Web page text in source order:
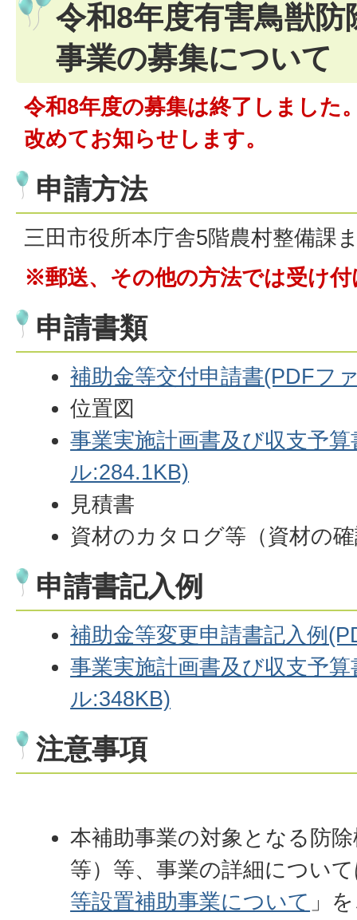
令和8年度有害鳥獣防
事業の募集について
令和8年度の募集は終了しました
改めてお知らせします。
申請方法
三田市役所本庁舎5階農村整備課
※郵送、その他の方法では受け
申請書類
補助金等交付申請書(PDFフ
位置図
事業実施計画書及び収支予
ル:284.1KB)
見積書
資材のカタログ等（資材の
申請書記入例
補助金等変更申請書記入例
事業実施計画書及び収支予
ル:348KB)
注意事項
本補助事業の対象となる防
等）等、事業の詳細につい
等設置補助事業について 」